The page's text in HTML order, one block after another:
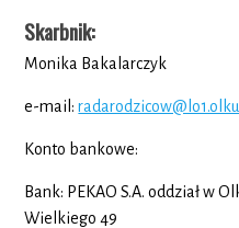
Skarbnik:
Monika Bakalarczyk
e-mail:
Konto bankowe:
Bank: PEKAO S.A. oddział w
Wielkiego 49